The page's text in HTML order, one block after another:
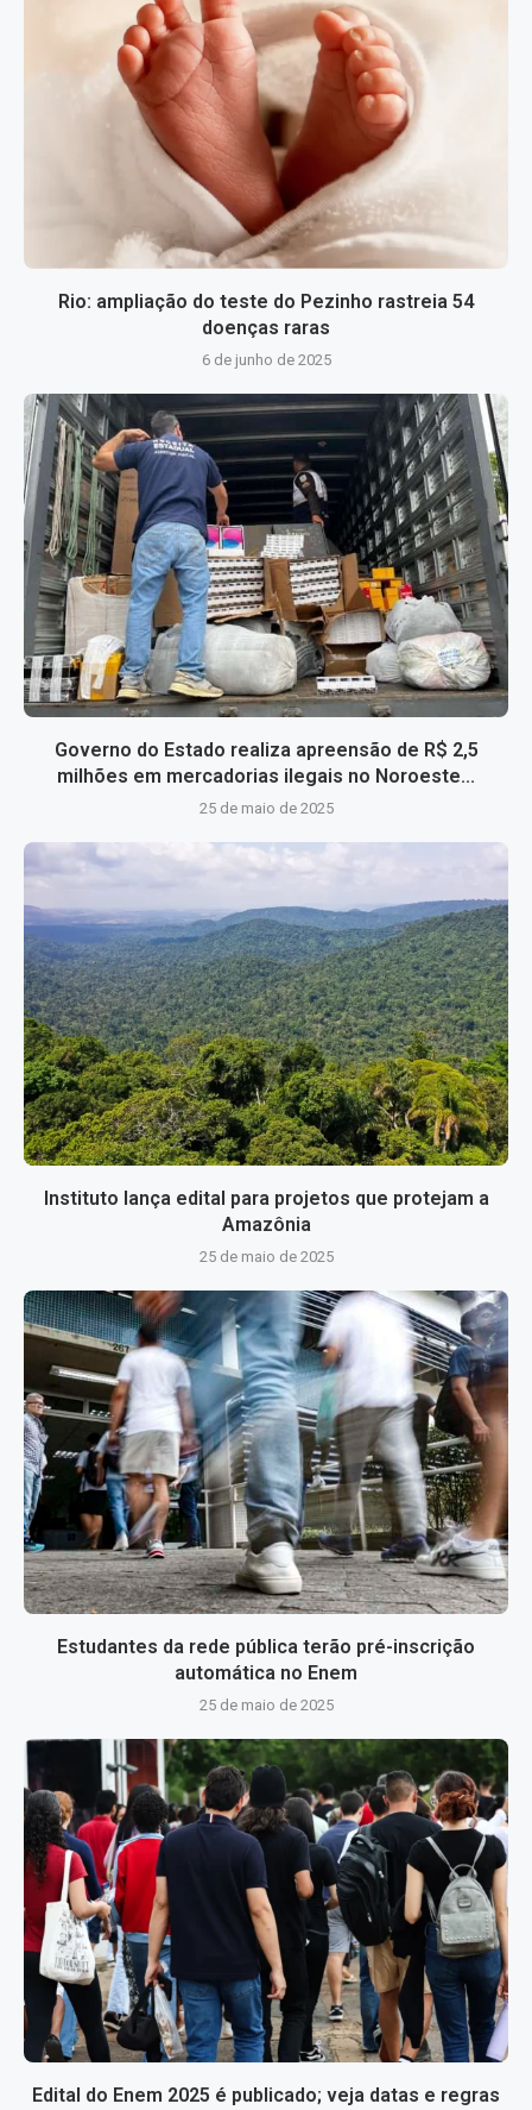
Rio: ampliação do teste do Pezinho rastreia 54
doenças raras
6 de junho de 2025
Governo do Estado realiza apreensão de R$ 2,5
milhões em mercadorias ilegais no Noroeste...
25 de maio de 2025
Instituto lança edital para projetos que protejam a
Amazônia
25 de maio de 2025
Estudantes da rede pública terão pré-inscrição
automática no Enem
25 de maio de 2025
Edital do Enem 2025 é publicado; veja datas e regras